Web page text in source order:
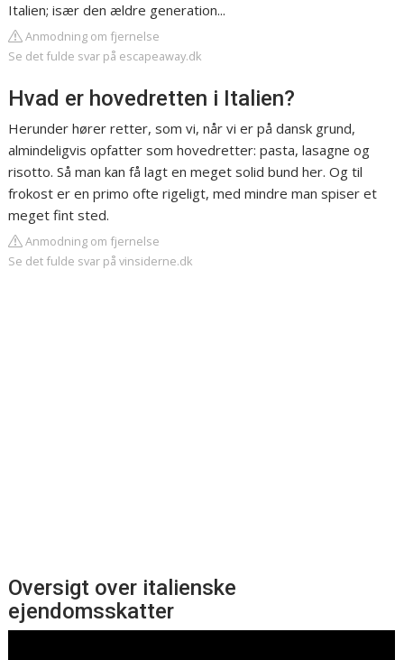
Italien; især den ældre generation...
Anmodning om fjernelse
Se det fulde svar på escapeaway.dk
Hvad er hovedretten i Italien?
Herunder hører retter, som vi, når vi er på dansk grund,
almindeligvis opfatter som hovedretter: pasta, lasagne og
risotto. Så man kan få lagt en meget solid bund her. Og til
frokost er en primo ofte rigeligt, med mindre man spiser et
meget fint sted.
Anmodning om fjernelse
Se det fulde svar på vinsiderne.dk
Oversigt over italienske
ejendomsskatter